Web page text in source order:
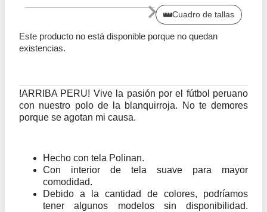
Cuadro de tallas
Este producto no está disponible porque no quedan
existencias.
!ARRIBA PERU! Vive la pasión por el fútbol peruano
con nuestro polo de la blanquirroja. No te demores
porque se agotan mi causa.
Hecho con tela Polinan.
Con interior de tela suave para mayor
comodidad.
Debido a la cantidad de colores, podríamos
tener algunos modelos sin disponibilidad.